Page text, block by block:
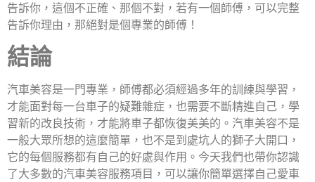
告訴你，這個不正確、那個不對，若有一個師傅，可以完整
告訴你理由，那絕對是個專業的師傅！
結論
汽車美容是一門專業，師傅都必須經過多年的訓練與學習，
才能面對每一台車子的疑難雜症，也需要不斷精進自己，學
習新的改良技術，才能將車子都恢復美美的。汽車美容不是
一般大眾所想的這麼簡單，也不是到處坑人的獅子大開口，
它的每個服務都有自己的好處與作用。今天我們也帶你認識
了大多數的汽車美容服務項目，可以讓你簡單選擇自己愛車